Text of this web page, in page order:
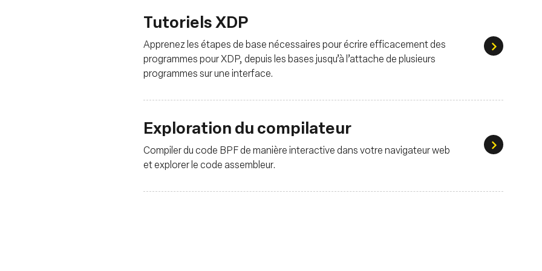
Tutoriels XDP
Apprenez les étapes de base nécessaires pour écrire efficacement des
programmes pour XDP, depuis les bases jusqu’à l’attache de plusieurs
programmes sur une interface.
Tutoriels
Exploration du compilateur
Compiler du code BPF de manière interactive dans votre navigateur web
et explorer le code assembleur.